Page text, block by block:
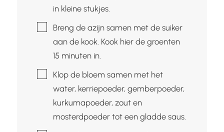
in kleine stukjes.
▢Breng de azijn samen met de suiker
aan de kook. Kook hier de groenten
15 minuten in.
▢Klop de bloem samen met het
water, kerriepoeder, gemberpoeder,
kurkumapoeder, zout en
mosterdpoeder tot een gladde saus.